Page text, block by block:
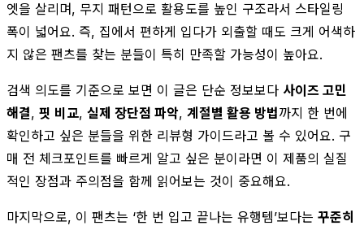
엣을 살리며, 무지 패턴으로 활용도를 높인 구조라서 스타일링
폭이 넓어요. 즉, 집에서 편하게 입다가 외출할 때도 크게 어색하
지 않은 팬츠를 찾는 분들이 특히 만족할 가능성이 높아요.
검색 의도를 기준으로 보면 이 글은 단순 정보보다 사이즈 고민
해결, 핏 비교, 실제 장단점 파악, 계절별 활용 방법까지 한 번에
확인하고 싶은 분들을 위한 리뷰형 가이드라고 볼 수 있어요. 구
매 전 체크포인트를 빠르게 알고 싶은 분이라면 이 제품의 실질
적인 장점과 주의점을 함께 읽어보는 것이 중요해요.
마지막으로, 이 팬츠는 ‘한 번 입고 끝나는 유행템’보다는 꾸준히